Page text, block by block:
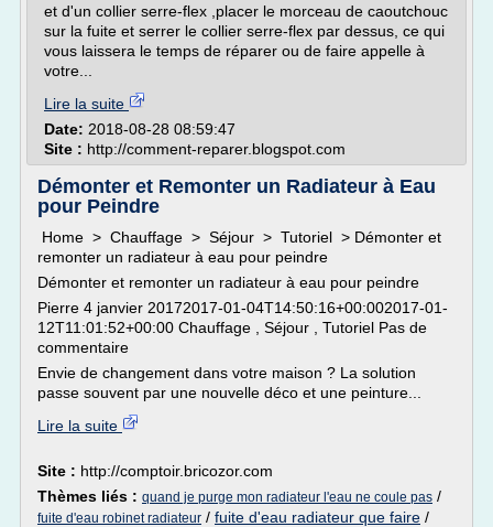
et d'un collier serre-flex ,placer le morceau de caoutchouc
sur la fuite et serrer le collier serre-flex par dessus, ce qui
vous laissera le temps de réparer ou de faire appelle à
votre...
Lire la suite
Date: 2018-08-28 08:59:47
Site : http://comment-reparer.blogspot.com
Démonter et Remonter un Radiateur à Eau
pour Peindre
Home > Chauffage > Séjour > Tutoriel > Démonter et
remonter un radiateur à eau pour peindre
Démonter et remonter un radiateur à eau pour peindre
Pierre 4 janvier 20172017-01-04T14:50:16+00:002017-01-
12T11:01:52+00:00 Chauffage , Séjour , Tutoriel Pas de
commentaire
Envie de changement dans votre maison ? La solution
passe souvent par une nouvelle déco et une peinture...
Lire la suite
Site : http://comptoir.bricozor.com
Thèmes liés : quand je purge mon radiateur l'eau ne coule pas /
fuite d'eau robinet radiateur / fuite d'eau radiateur que faire /